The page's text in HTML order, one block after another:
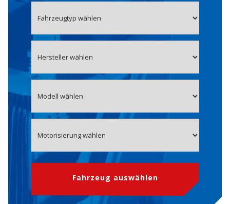
Fahrzeug auswählen